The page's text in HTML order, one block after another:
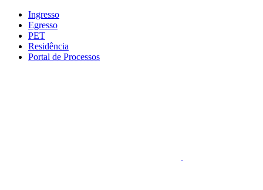
Conteúdo principal
Ingresso
Egresso
PET
Residência
Portal de Processos